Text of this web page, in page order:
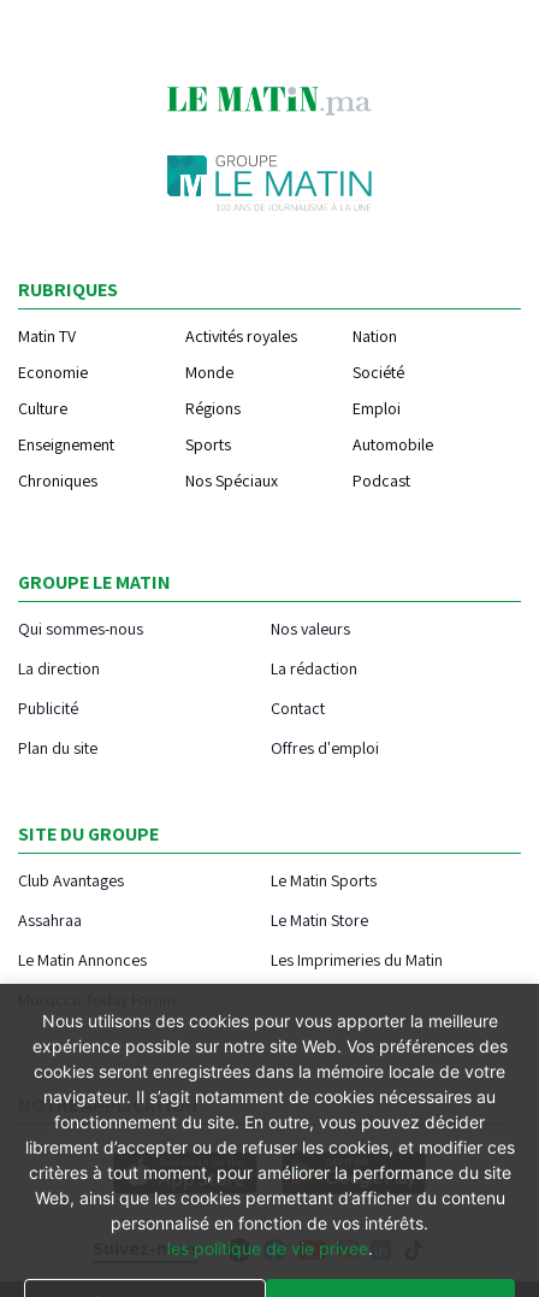
Suivez-nous
RUBRIQUES
Matin TV Activités royales
Nation
Economie
Monde
Société
Culture
Régions
Emploi
Enseignement
Sports
Automobile
Chroniques
Nos Spéciaux Podcast
GROUPE LE MATIN
Qui sommes-nous
Nos valeurs
La direction
La rédaction
Publicité
Contact
Plan du site
Offres d'emploi
SITE DU GROUPE
Club Avantages
Le Matin Sports
Assahraa
Le Matin Store
Le Matin Annonces
Les Imprimeries du Matin
NOTRE APPLICATION
Nous utilisons des cookies pour vous apporter la meilleure
expérience possible sur notre site Web. Vos préférences des
cookies seront enregistrées dans la mémoire locale de votre
navigateur. Il s’agit notamment de cookies nécessaires au
fonctionnement du site. En outre, vous pouvez décider
librement d’accepter ou de refuser les cookies, et modifier ces
critères à tout moment, pour améliorer la performance du site
Web, ainsi que les cookies permettant d’afficher du contenu
personnalisé en fonction de vos intérêts.
les politique de vie privee.